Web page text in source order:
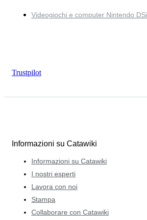
Videogiochi e computer Nintendo DSi
Trustpilot
Informazioni su Catawiki
Informazioni su Catawiki
I nostri esperti
Lavora con noi
Stampa
Collaborare con Catawiki